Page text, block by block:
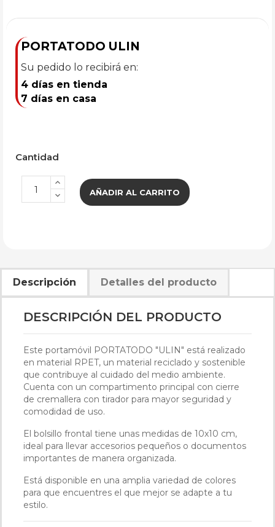
PORTATODO ULIN
Su pedido lo recibirá en:
4 días en tienda
7 días en casa
Cantidad
AÑADIR AL CARRITO
Descripción Detalles del producto
DESCRIPCIÓN DEL PRODUCTO
Este portamóvil PORTATODO "ULIN" está realizado
en material RPET, un material reciclado y sostenible
que contribuye al cuidado del medio ambiente.
Cuenta con un compartimento principal con cierre
de cremallera con tirador para mayor seguridad y
comodidad de uso.
El bolsillo frontal tiene unas medidas de 10x10 cm,
ideal para llevar accesorios pequeños o documentos
importantes de manera organizada.
Está disponible en una amplia variedad de colores
para que encuentres el que mejor se adapte a tu
estilo.